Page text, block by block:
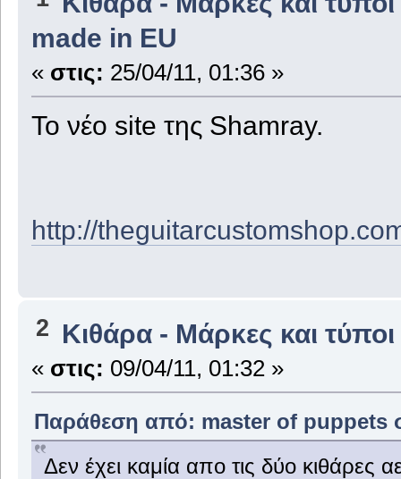
made in EU
« στις: 25/04/11, 01:36 »
To νέο site της Shamray.
http://
2 Κιθάρα - Μάρκες και τύποι
« στις: 09/04/11, 01:32 »
Παράθεση από: master of puppets
Δεν έχει καμία απο τις δύο κιθάρες